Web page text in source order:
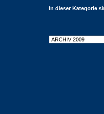
In dieser Kategorie